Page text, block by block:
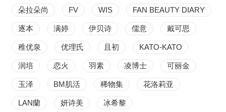
朵拉朵尚 FV WIS FAN BEAUTY DIARY
逐本 满婷 伊贝诗 儒意 戴可思
稚优泉 优理氏 且初 KATO-KATO
润培 恋火 羽素 凌博士 可丽金
玉泽 BM肌活 稀物集 花洛莉亚
LAN蘭 妍诗美 冰希黎